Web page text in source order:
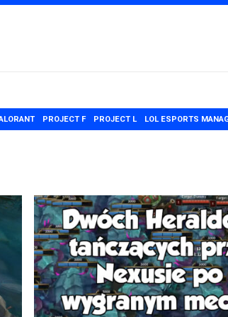
PROJECT F PROJECT L LOL ESPORTS